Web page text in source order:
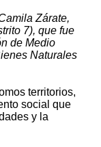
Zárate,
7), que fue
de Medio
Naturales
territorios,
social que
y la